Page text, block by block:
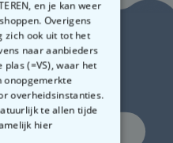
24,99 € 39,99
categorie
met ongewone dingen
en je kan weer
Overigens
zich ook uit tot het
naar aanbieders
plas (=VS), waar het
onopgemerkte
overheidsinstanties.
te allen tijde
hier